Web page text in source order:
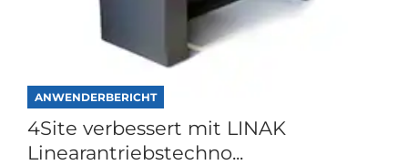
ANWENDERBERICHT
4Site verbessert mit LINAK
Linearantriebstechno...